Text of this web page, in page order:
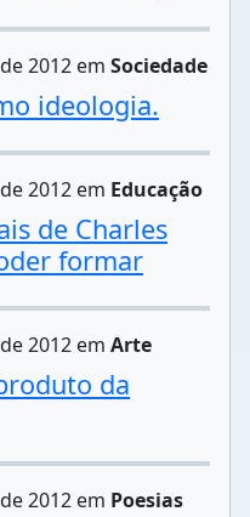
2012 em Sociedade
ideologia.
2012 em Educação
de Charles
formar
2012 em Arte
da
2012 em Poesias